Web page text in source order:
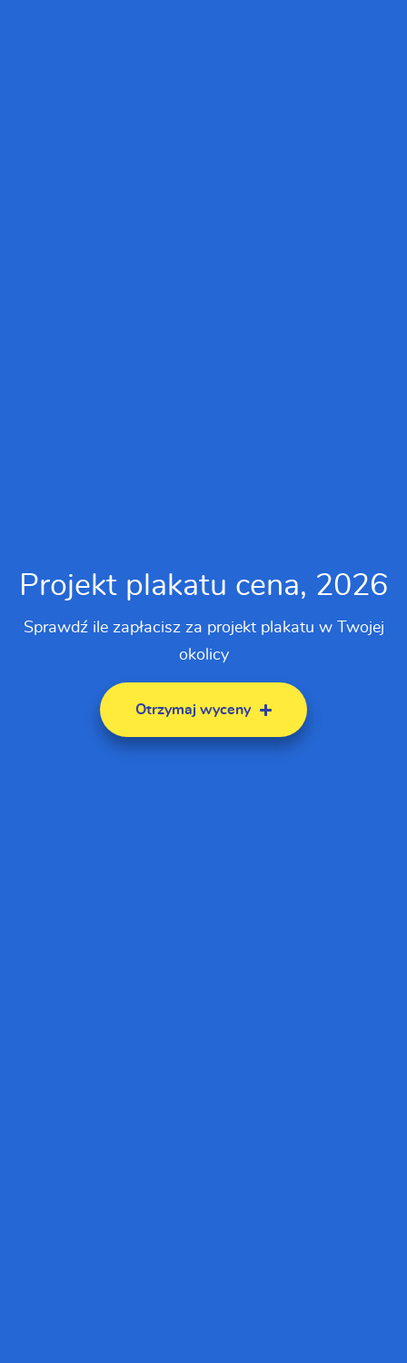
Projekt plakatu cena, 2026
Sprawdź ile zapłacisz za projekt plakatu w Twojej
okolicy
Otrzymaj wyceny